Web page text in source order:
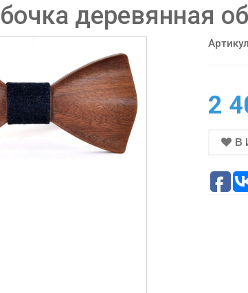
деревянная
2
В